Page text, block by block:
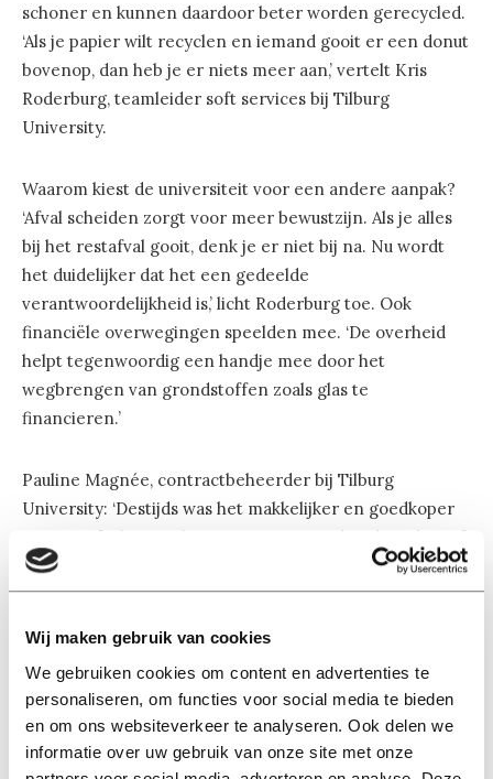
Wij maken gebruik van cookies
We gebruiken cookies om content en advertenties te
personaliseren, om functies voor social media te bieden
en om ons websiteverkeer te analyseren. Ook delen we
informatie over uw gebruik van onze site met onze
schoner en kunnen daardoor beter worden gerecycled.
‘Als je papier wilt recyclen en iemand gooit er een donut
bovenop, dan heb je er niets meer aan,’ vertelt Kris
Roderburg, teamleider soft services bij Tilburg
University.
Waarom kiest de universiteit voor een andere aanpak?
‘Afval scheiden zorgt voor meer bewustzijn. Als je alles
bij het restafval gooit, denk je er niet bij na. Nu wordt
het duidelijker dat het een gedeelde
verantwoordelijkheid is,’ licht Roderburg toe. Ook
financiële overwegingen speelden mee. ‘De overheid
helpt tegenwoordig een handje mee door het
wegbrengen van grondstoffen zoals glas te
financieren.’
Pauline Magnée, contractbeheerder bij Tilburg
University: ‘Destijds was het makkelijker en goedkoper
om een afvalverwerkingspartner te vinden die achteraf
afval scheidde. Inmiddels is de markt veranderd: steeds
meer bedrijven richten zich op scheiden aan de
de universiteit een hoofdzaak geworden en daar past
afvalscheiding bij de bron beter bij.’
Koffiedik en champignons
Eigenlijk doet het woord ‘afval’ de materialen tekort,